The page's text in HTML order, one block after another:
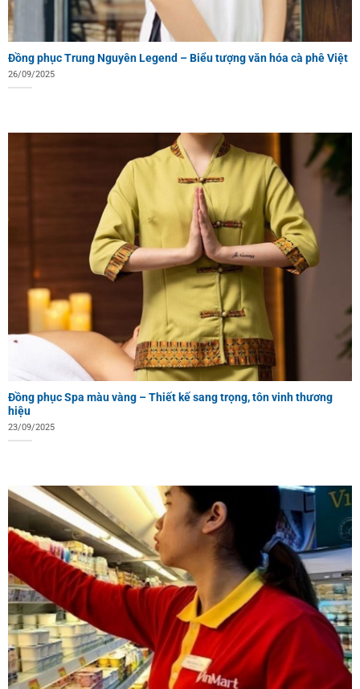
Đồng phục Trung Nguyên Legend – Biểu tượng văn hóa cà phê Việt
26/09/2025
Đồng phục Spa màu vàng – Thiết kế sang trọng, tôn vinh thương
hiệu
23/09/2025